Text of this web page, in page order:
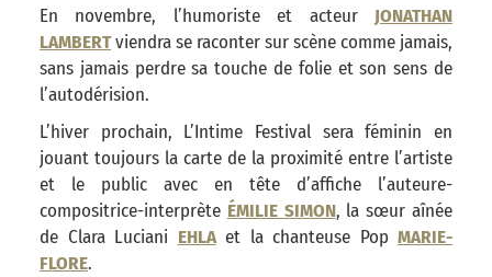
En novembre, l’humoriste et acteur JONATHAN
LAMBERTviendra se raconter sur scène comme jamais,
sans jamais perdre sa touche de folie et son sens de
l’autodérision.
L’hiver prochain, L’Intime Festival sera féminin en
jouant toujours la carte de la proximité entre l’artiste
et le public avec en tête d’affiche l’auteure-
compositrice-interprète ÉMILIE SIMON, la sœur aînée
de Clara Luciani EHLAet la chanteuse Pop MARIE-
FLORE.